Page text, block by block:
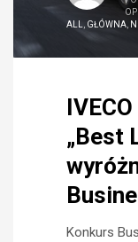
ALL
GŁÓWNA
„Best
Konkurs